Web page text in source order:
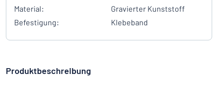
Material:
Gravierter Kunststoff
Befestigung:
Klebeband
Produktbeschreibung